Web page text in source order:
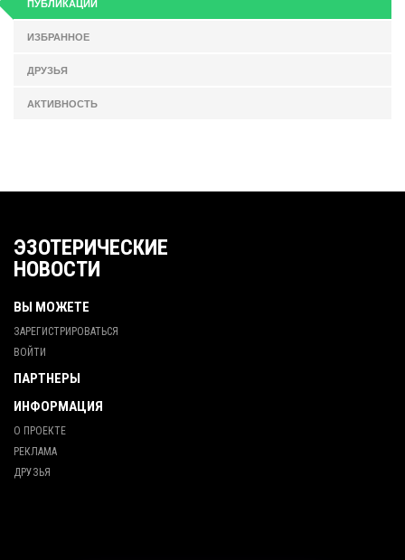
ПУБЛИКАЦИИ
ИЗБРАННОЕ
ДРУЗЬЯ
АКТИВНОСТЬ
ЭЗОТЕРИЧЕСКИЕ
НОВОСТИ
ВЫ МОЖЕТЕ
ЗАРЕГИСТРИРОВАТЬСЯ
ВОЙТИ
ПАРТНЕРЫ
ИНФОРМАЦИЯ
О ПРОЕКТЕ
РЕКЛАМА
ДРУЗЬЯ